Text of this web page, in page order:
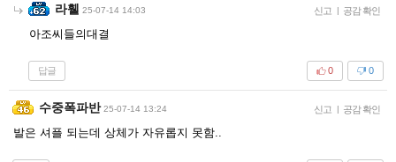
라휄 25-07-14 14:03 신고 | 공감 확인
아조씨들의대결
답글 0
0
수중폭파반 25-07-14 13:24 신고 | 공감 확인
발은 셔플 되는데 상체가 자유롭지 못함..